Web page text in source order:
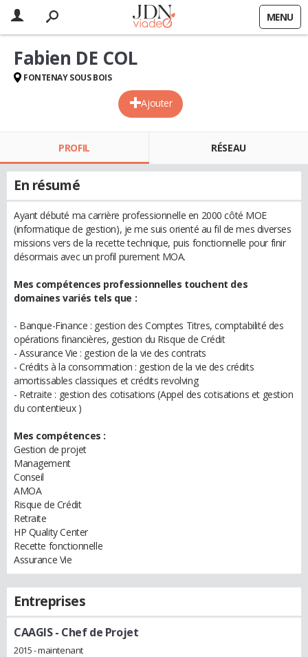
MENU
Ajouter
Fabien DE COL
FONTENAY SOUS BOIS
PROFIL RÉSEAU
En résumé
Ayant débuté ma carrière professionnelle en 2000 côté MOE
(informatique de gestion), je me suis orienté au fil de mes diverses
missions vers de la recette technique, puis fonctionnelle pour finir
désormais avec un profil purement MOA.
Mes compétences professionnelles touchent des
domaines variés tels que :
- Banque-Finance : gestion des Comptes Titres, comptabilité des
opérations financières, gestion du Risque de Crédit
- Assurance Vie : gestion de la vie des contrats
- Crédits à la consommation : gestion de la vie des crédits
amortissables classiques et crédits revolving
- Retraite : gestion des cotisations (Appel des cotisations et gestion
du contentieux )
Mes compétences :
Gestion de projet
Management
Conseil
AMOA
Risque de Crédit
Retraite
HP Quality Center
Recette fonctionnelle
Assurance Vie
Entreprises
CAAGIS- Chef de Projet
2015 - maintenant